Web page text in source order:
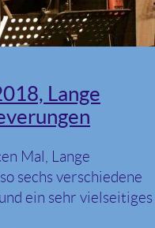
Lange
Mal, Lange
sechs verschiedene
ein sehr vielseitiges
Lange Kulturnacht,